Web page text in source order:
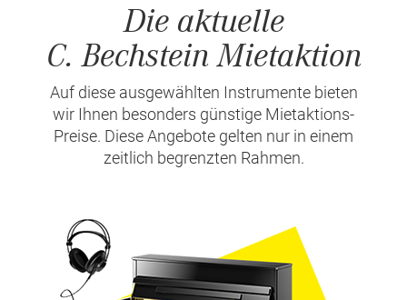
Die aktuelle
C. Bechstein Mietaktion
Auf diese ausgewählten Instrumente bieten
wir Ihnen besonders günstige Mietaktions-
Preise. Diese Angebote gelten nur in einem
zeitlich begrenzten Rahmen.